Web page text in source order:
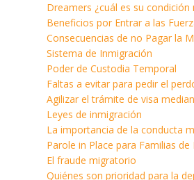
Dreamers ¿cuál es su condición
Beneficios por Entrar a las
Consecuencias de no Pagar la
Sistema de Inmigración
Poder de Custodia Temporal
Faltas a evitar para pedir el
Agilizar el trámite de visa
Leyes de inmigración
La importancia de la conducta
Parole in Place para Familias de
El fraude migratorio
Quiénes son prioridad para la